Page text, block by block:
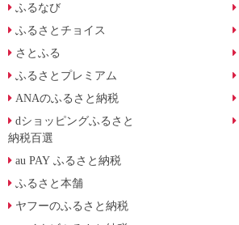
ふるなび
ふるさとチョイス
さとふる
ふるさとプレミアム
ANAのふるさと納税
dショッピングふるさと
納税百選
au PAY ふるさと納税
ふるさと本舗
ヤフーのふるさと納税